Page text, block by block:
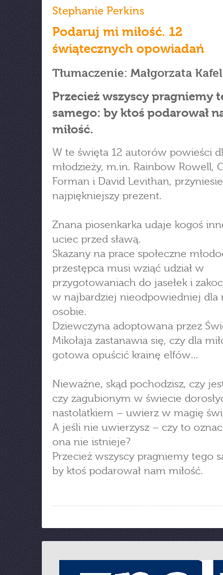
Stephanie Perkins
Podaruj mi miłość. 12
świątecznych opowiadań
Tłumaczenie: Małgorzata Kafel
Przecież wszyscy pragniemy
samego: by ktoś podarował
miłość.
W te święta 12 autorów powieści
młodzieży, m.in. Rainbow Rowell,
Forman i David Levithan,
najpiękniejszy prezent.
Znana piosenkarka udaje kogoś
uciec przed sławą.
Skazany na prace społeczne
przestępca musi wziąć udział w
przygotowaniach do jasełek i
w najbardziej nieodpowiedniej dla
osobie.
Dziewczyna adoptowana przez
Mikołaja zastanawia się, czy dla
gotowa opuścić krainę elfów…
Nieważne, skąd pochodzisz, czy
czy zagubionym w świecie
nastolatkiem – uwierz w magię
A jeśli nie uwierzysz – czy to
ona nie istnieje?
Przecież wszyscy pragniemy tego
by ktoś podarował nam miłość.